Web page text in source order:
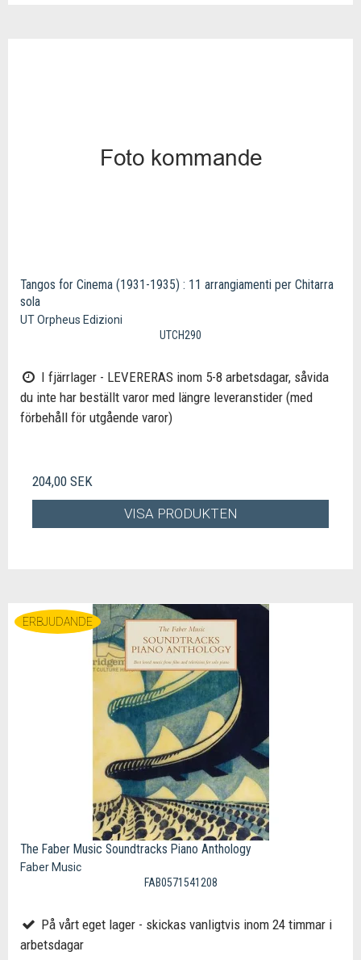
Tangos for Cinema (1931-1935) : 11 arrangiamenti per Chitarra
sola
UT Orpheus Edizioni
UTCH290
I fjärrlager - LEVERERAS inom 5-8 arbetsdagar, såvida
du inte har beställt varor med längre leveranstider (med
förbehåll för utgående varor)
204,00 SEK
VISA PRODUKTEN
ERBJUDANDE
The Faber Music Soundtracks Piano Anthology
Faber Music
FAB0571541208
På vårt eget lager - skickas vanligtvis inom 24 timmar i
arbetsdagar